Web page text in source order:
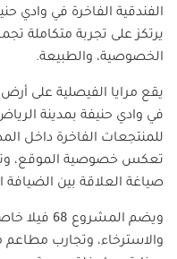
الفندقية الفاخرة في وادي
يرتكز على تجربة متكاملة
الخصوصية، والطبيعة.
في وادي حنيفة بمدينة
للمنتجعات الفاخرة داخل
تعكس خصوصية الموقع،
صياغة العلاقة بين الضيافة
ويضم
والاسترخاء، وتجارب